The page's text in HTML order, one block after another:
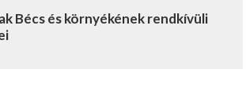
Bécs és környékének rendkívüli